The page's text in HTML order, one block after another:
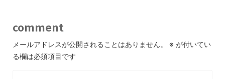
comment
メールアドレスが公開されることはありません。 ※ が付いてい
る欄は必須項目です